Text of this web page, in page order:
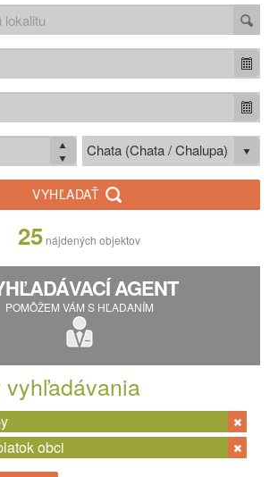
Chata (Chata / Chalupa)
VYHĽADAŤ
25 nájdených objektov
AGENT
POMÔŽEM VÁM S HĽADANÍM
obci